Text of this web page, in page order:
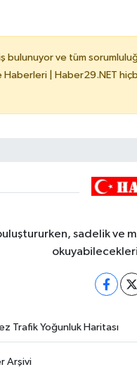
bulunuyor ve tüm
Haberleri | Haber29.NET
sadelik ve
Trafik Yoğunluk Haritası
Arşivi